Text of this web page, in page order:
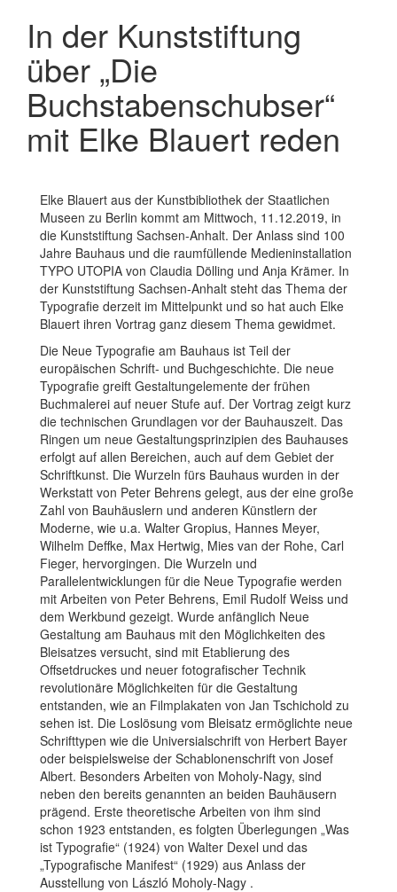
In der Kunststiftung
über „Die
Buchstabenschubser“
mit Elke Blauert reden
Elke Blauert aus der Kunstbibliothek der Staatlichen
Museen zu Berlin kommt am Mittwoch, 11.12.2019, in
die Kunststiftung Sachsen-Anhalt. Der Anlass sind 100
Jahre Bauhaus und die raumfüllende Medieninstallation
TYPO UTOPIA von Claudia Dölling und Anja Krämer. In
der Kunststiftung Sachsen-Anhalt steht das Thema der
Typografie derzeit im Mittelpunkt und so hat auch Elke
Blauert ihren Vortrag ganz diesem Thema gewidmet.
Die Neue Typografie am Bauhaus ist Teil der
europäischen Schrift- und Buchgeschichte. Die neue
Typografie greift Gestaltungelemente der frühen
Buchmalerei auf neuer Stufe auf. Der Vortrag zeigt kurz
die technischen Grundlagen vor der Bauhauszeit. Das
Ringen um neue Gestaltungsprinzipien des Bauhauses
erfolgt auf allen Bereichen, auch auf dem Gebiet der
Schriftkunst. Die Wurzeln fürs Bauhaus wurden in der
Werkstatt von Peter Behrens gelegt, aus der eine große
Zahl von Bauhäuslern und anderen Künstlern der
Moderne, wie u.a. Walter Gropius, Hannes Meyer,
Wilhelm Deffke, Max Hertwig, Mies van der Rohe, Carl
Fieger, hervorgingen. Die Wurzeln und
Parallelentwicklungen für die Neue Typografie werden
mit Arbeiten von Peter Behrens, Emil Rudolf Weiss und
dem Werkbund gezeigt. Wurde anfänglich Neue
Gestaltung am Bauhaus mit den Möglichkeiten des
Bleisatzes versucht, sind mit Etablierung des
Offsetdruckes und neuer fotografischer Technik
revolutionäre Möglichkeiten für die Gestaltung
entstanden, wie an Filmplakaten von Jan Tschichold zu
sehen ist. Die Loslösung vom Bleisatz ermöglichte neue
Schrifttypen wie die Universialschrift von Herbert Bayer
oder beispielsweise der Schablonenschrift von Josef
Albert. Besonders Arbeiten von Moholy-Nagy, sind
neben den bereits genannten an beiden Bauhäusern
prägend. Erste theoretische Arbeiten von ihm sind
schon 1923 entstanden, es folgten Überlegungen „Was
ist Typografie“ (1924) von Walter Dexel und das
„Typografische Manifest“ (1929) aus Anlass der
Ausstellung von László Moholy-Nagy .